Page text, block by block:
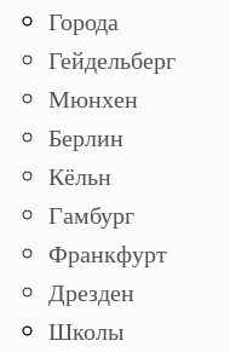
Города
Гейдельберг
Мюнхен
Берлин
Кёльн
Гамбург
Франкфурт
Дрезден
Школы